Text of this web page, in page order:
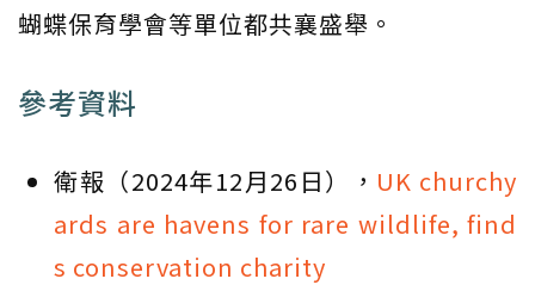
蝴蝶保育學會等單位都共襄盛舉。
參考資料
衛報（2024年12月26日）， UK churchy
ards are havens for rare wildlife, find
s conservation charity